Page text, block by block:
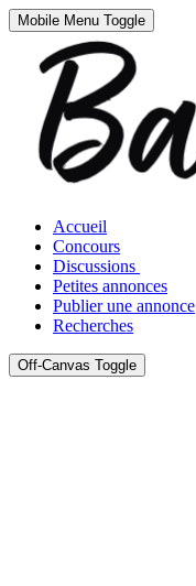
Mobile Menu Toggle
Accueil
Concours
Discussions
Petites annonces
Publier une annonce
Recherches
Off-Canvas Toggle